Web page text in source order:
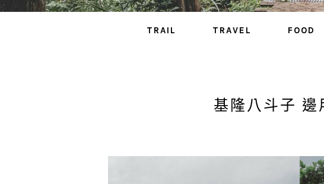
TRAIL TRAVEL FOOD
基隆八斗子 邊